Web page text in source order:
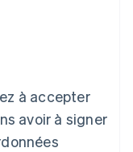
à accepter
avoir à signer